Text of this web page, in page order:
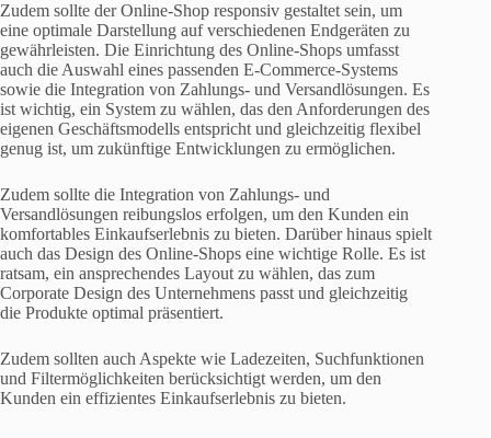
Zudem sollte der Online-Shop responsiv gestaltet sein, um
eine optimale Darstellung auf verschiedenen Endgeräten zu
gewährleisten. Die Einrichtung des Online-Shops umfasst
auch die Auswahl eines passenden E-Commerce-Systems
sowie die Integration von Zahlungs- und Versandlösungen. Es
ist wichtig, ein System zu wählen, das den Anforderungen des
eigenen Geschäftsmodells entspricht und gleichzeitig flexibel
genug ist, um zukünftige Entwicklungen zu ermöglichen.
Zudem sollte die Integration von Zahlungs- und
Versandlösungen reibungslos erfolgen, um den Kunden ein
komfortables Einkaufserlebnis zu bieten. Darüber hinaus spielt
auch das Design des Online-Shops eine wichtige Rolle. Es ist
ratsam, ein ansprechendes Layout zu wählen, das zum
Corporate Design des Unternehmens passt und gleichzeitig
die Produkte optimal präsentiert.
Zudem sollten auch Aspekte wie Ladezeiten, Suchfunktionen
und Filtermöglichkeiten berücksichtigt werden, um den
Kunden ein effizientes Einkaufserlebnis zu bieten.